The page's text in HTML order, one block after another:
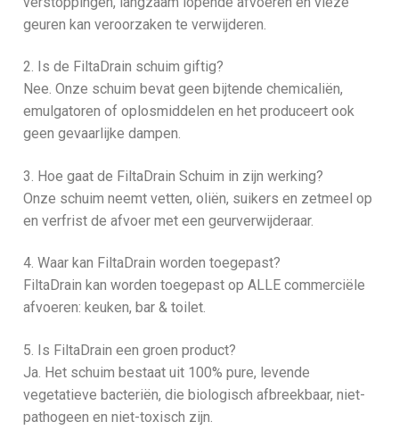
geuren kan veroorzaken te verwijderen.
2. Is de FiltaDrain schuim giftig?
Nee. Onze schuim bevat geen bijtende chemicaliën,
emulgatoren of oplosmiddelen en het produceert ook
geen gevaarlijke dampen.
3. Hoe gaat de FiltaDrain Schuim in zijn werking?
Onze schuim neemt vetten, oliën, suikers en zetmeel op
en verfrist de afvoer met een geurverwijderaar.
4. Waar kan FiltaDrain worden toegepast?
FiltaDrain kan worden toegepast op ALLE commerciële
afvoeren: keuken, bar & toilet.
5. Is FiltaDrain een groen product?
Ja. Het schuim bestaat uit 100% pure, levende
vegetatieve bacteriën, die biologisch afbreekbaar, niet-
pathogeen en niet-toxisch zijn.